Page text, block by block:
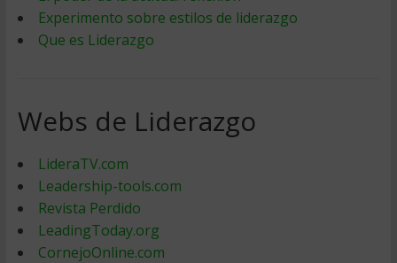
Experimento sobre estilos de liderazgo
Que es Liderazgo
Webs de Liderazgo
LideraTV.com
Leadership-tools.com
Revista Perdido
LeadingToday.org
CornejoOnline.com